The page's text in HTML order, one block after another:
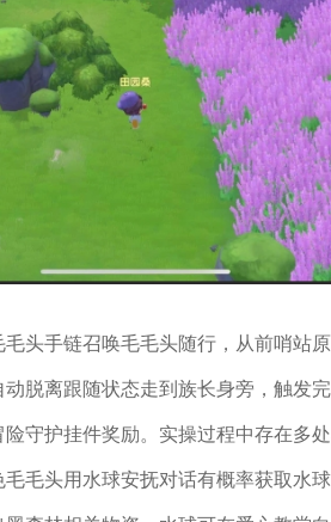
头手链召唤毛毛头随行，从前哨站
脱离跟随状态走到族长身旁，触发
守护挂件奖励。实操过程中存在多
毛头用水球安抚对话有概率获取水